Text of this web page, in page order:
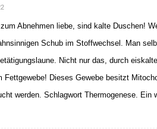
Abnehmen liebe, sind kalte Duschen!
Schub im Stoffwechsel. Man
Nicht nur das, durch
Fettgewebe! Dieses Gewebe besitzt
werden. Schlagwort Thermogenese. Ein